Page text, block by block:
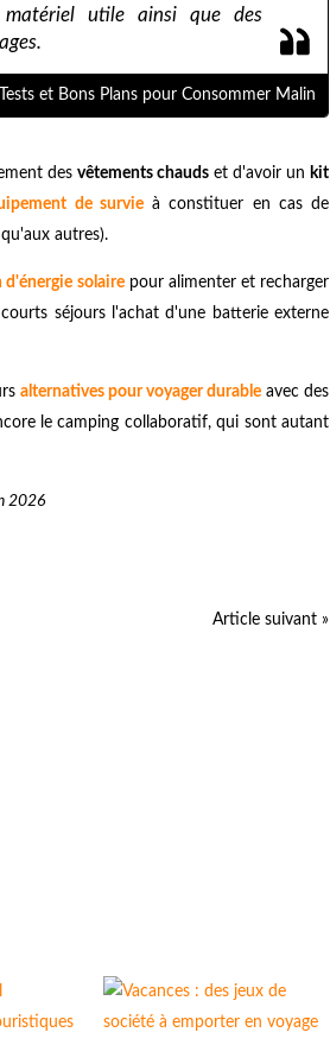
utile ainsi que des
Tests et Bons Plans pour Consommer Malin
des vêtements chauds et d'avoir un kit
de survieà constituer en cas de
autres).
solairepour alimenter et recharger
séjours l'achat d'une batterie externe
alternatives pour voyager durableavec des
le camping collaboratif, qui sont autant
2026
Article suivant »